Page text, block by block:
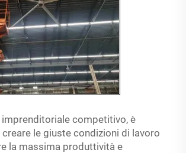
competitivo, è
le giuste condizioni di lavoro
la massima produttività e